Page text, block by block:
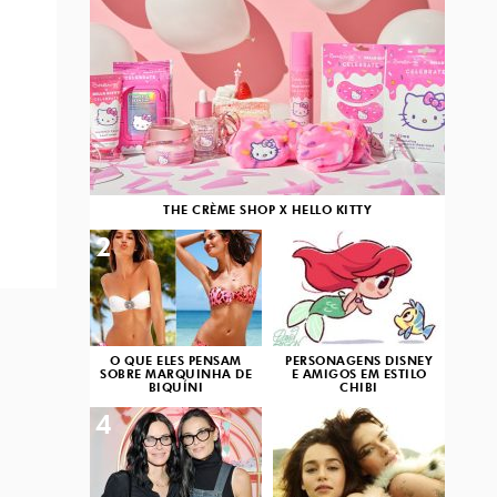
THE CRÈME SHOP X HELLO KITTY
O QUE ELES PENSAM
SOBRE MARQUINHA DE
BIQUÍNI
2
PERSONAGENS DISNEY
E AMIGOS EM ESTILO
CHIBI
3
4